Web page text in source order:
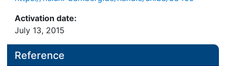
Activation date:
July 13, 2015
Reference